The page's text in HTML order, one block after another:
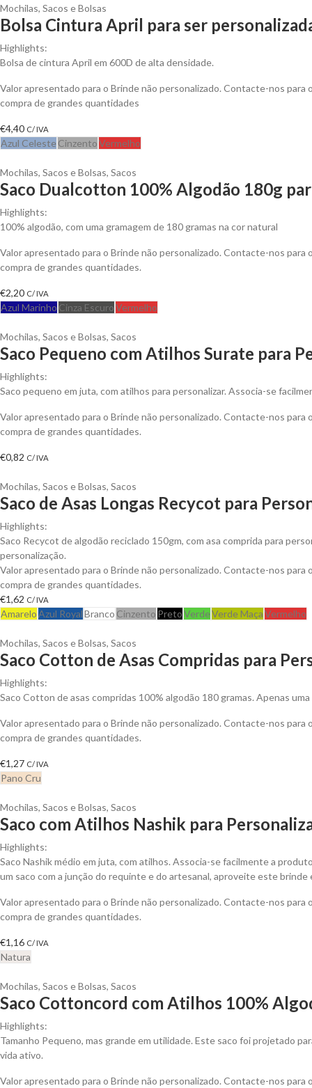
Mochilas, Sacos e Bolsas
Bolsa Cintura April para ser
Highlights:
Bolsa de cintura April em 600D de alta densidade.
Valor apresentado para o Brinde não personalizado. Contacte-nos para
compra de grandes quantidades
€4,40 C/ IVA
Azul Celeste CinzentoVermelho
Mochilas, Sacos e Bolsas, Sacos
Saco Dualcotton 100% Algodão 180g
Highlights:
100% algodão, com uma gramagem de 180 gramas na cor natural
Valor apresentado para o Brinde não personalizado. Contacte-nos para
compra de grandes quantidades.
€2,20 C/ IVA
Azul Marinho Cinza EscuroVermelho
Mochilas, Sacos e Bolsas, Sacos
Saco Pequeno com Atilhos Surate para
Highlights:
Saco pequeno em juta, com atilhos para personalizar. Associa-se
Valor apresentado para o Brinde não personalizado. Contacte-nos para
compra de grandes quantidades.
€0,82 C/ IVA
Mochilas, Sacos e Bolsas, Sacos
Saco de Asas Longas Recycot para
Highlights:
Saco Recycot de algodão reciclado 150gm, com asa comprida para
personalização.
Valor apresentado para o Brinde não personalizado. Contacte-nos para
compra de grandes quantidades.
€1,62 C/ IVA
AmareloAzul RoyalBranco Cinzento PretoVerdeVerde MaçaVermelho
Mochilas, Sacos e Bolsas, Sacos
Saco Cotton de Asas Compridas para
Highlights:
Saco Cotton de asas compridas 100% algodão 180 gramas. Apenas
Valor apresentado para o Brinde não personalizado. Contacte-nos para
compra de grandes quantidades.
€1,27 C/ IVA
Pano Cru
Mochilas, Sacos e Bolsas, Sacos
Saco com Atilhos Nashik para
Highlights:
Saco Nashik médio em juta, com atilhos. Associa-se facilmente a
um saco com a junção do requinte e do artesanal, aproveite este brinde
Valor apresentado para o Brinde não personalizado. Contacte-nos para
compra de grandes quantidades.
€1,16 C/ IVA
Natura
Mochilas, Sacos e Bolsas, Sacos
Saco Cottoncord com Atilhos 100%
Highlights:
Tamanho Pequeno, mas grande em utilidade. Este saco foi projetado
vida ativo.
Valor apresentado para o Brinde não personalizado. Contacte-nos para